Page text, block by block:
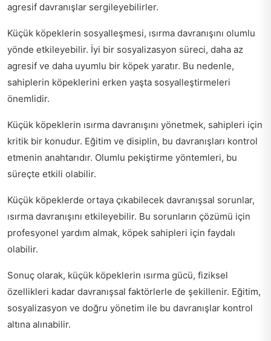
agresif davranışlar sergileyebilirler.
Küçük köpeklerin sosyalleşmesi, ısırma davranışını olumlu
yönde etkileyebilir. İyi bir sosyalizasyon süreci, daha az
agresif ve daha uyumlu bir köpek yaratır. Bu nedenle,
sahiplerin köpeklerini erken yaşta sosyalleştirmeleri
önemlidir.
Küçük köpeklerin ısırma davranışını yönetmek, sahipleri için
kritik bir konudur. Eğitim ve disiplin, bu davranışları kontrol
etmenin anahtarıdır. Olumlu pekiştirme yöntemleri, bu
süreçte etkili olabilir.
Küçük köpeklerde ortaya çıkabilecek davranışsal sorunlar,
ısırma davranışını etkileyebilir. Bu sorunların çözümü için
profesyonel yardım almak, köpek sahipleri için faydalı
olabilir.
Sonuç olarak, küçük köpeklerin ısırma gücü, fiziksel
özellikleri kadar davranışsal faktörlerle de şekillenir. Eğitim,
sosyalizasyon ve doğru yönetim ile bu davranışlar kontrol
altına alınabilir.